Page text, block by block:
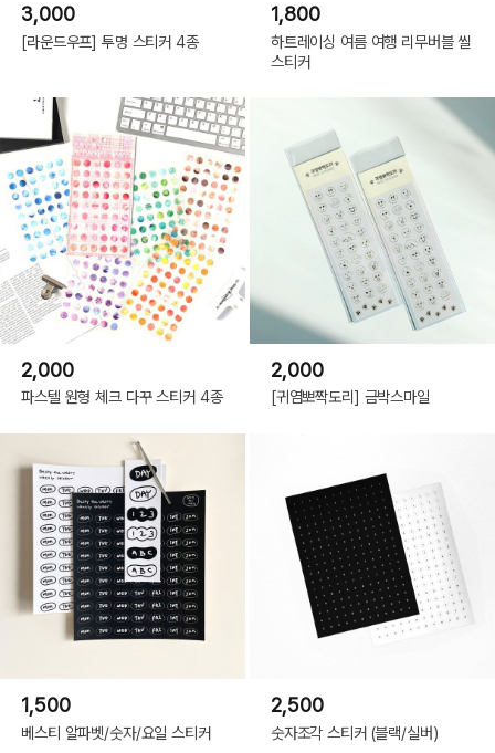
3,000
[라운드우프] 투명 스티커 4종
1,800
하트레이싱 여름 여행 리무버블 씰
스티커
2,000
파스텔 원형 체크 다꾸 스티커 4종
2,000
[귀염뽀짝도리] 금박스마일
1,500
베스티 알파벳/숫자/요일 스티커
2,500
숫자조각 스티커 (블랙/실버)